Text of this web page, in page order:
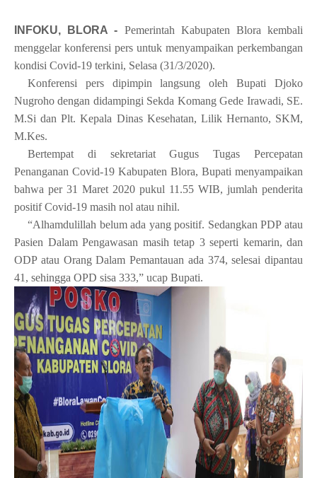
INFOKU, BLORA - Pemerintah Kabupaten Blora kembali
menggelar konferensi pers untuk menyampaikan perkembangan
kondisi Covid-19 terkini, Selasa (31/3/2020).
Konferensi pers dipimpin langsung oleh Bupati Djoko
Nugroho dengan didampingi Sekda Komang Gede Irawadi, SE.
M.Si dan Plt. Kepala Dinas Kesehatan, Lilik Hernanto, SKM,
M.Kes.
Bertempat di sekretariat Gugus Tugas Percepatan
Penanganan Covid-19 Kabupaten Blora, Bupati menyampaikan
bahwa per 31 Maret 2020 pukul 11.55 WIB, jumlah penderita
positif Covid-19 masih nol atau nihil.
“Alhamdulillah belum ada yang positif. Sedangkan PDP atau
Pasien Dalam Pengawasan masih tetap 3 seperti kemarin, dan
ODP atau Orang Dalam Pemantauan ada 374, selesai dipantau
41, sehingga OPD sisa 333,” ucap Bupati.